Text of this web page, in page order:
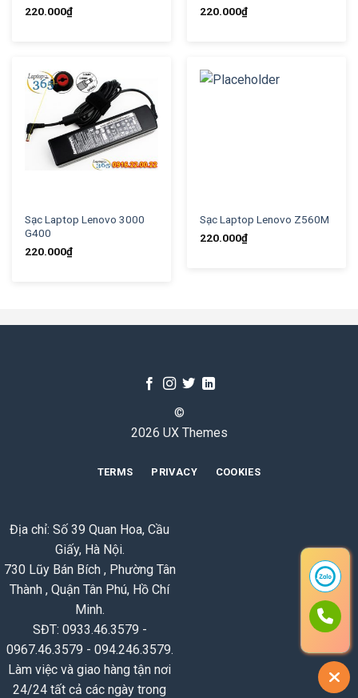
220.000₫
220.000₫
Sạc Laptop Lenovo 3000
G400
220.000₫
Sạc Laptop Lenovo Z560M
220.000₫
©
2026 UX Themes
TERMS PRIVACY COOKIES
Địa chỉ: Số 39 Quan Hoa, Cầu
Giấy, Hà Nội.
730 Lũy Bán Bích , Phường Tân
Thành , Quận Tân Phú, Hồ Chí
Minh.
SĐT: 0933.46.3579 -
0967.46.3579 - 094.246.3579.
Làm việc và giao hàng tận nơi
24/24 tất cả các ngày trong